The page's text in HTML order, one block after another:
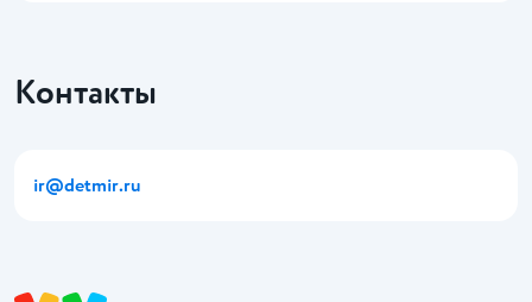
Контакты
ir@detmir.ru